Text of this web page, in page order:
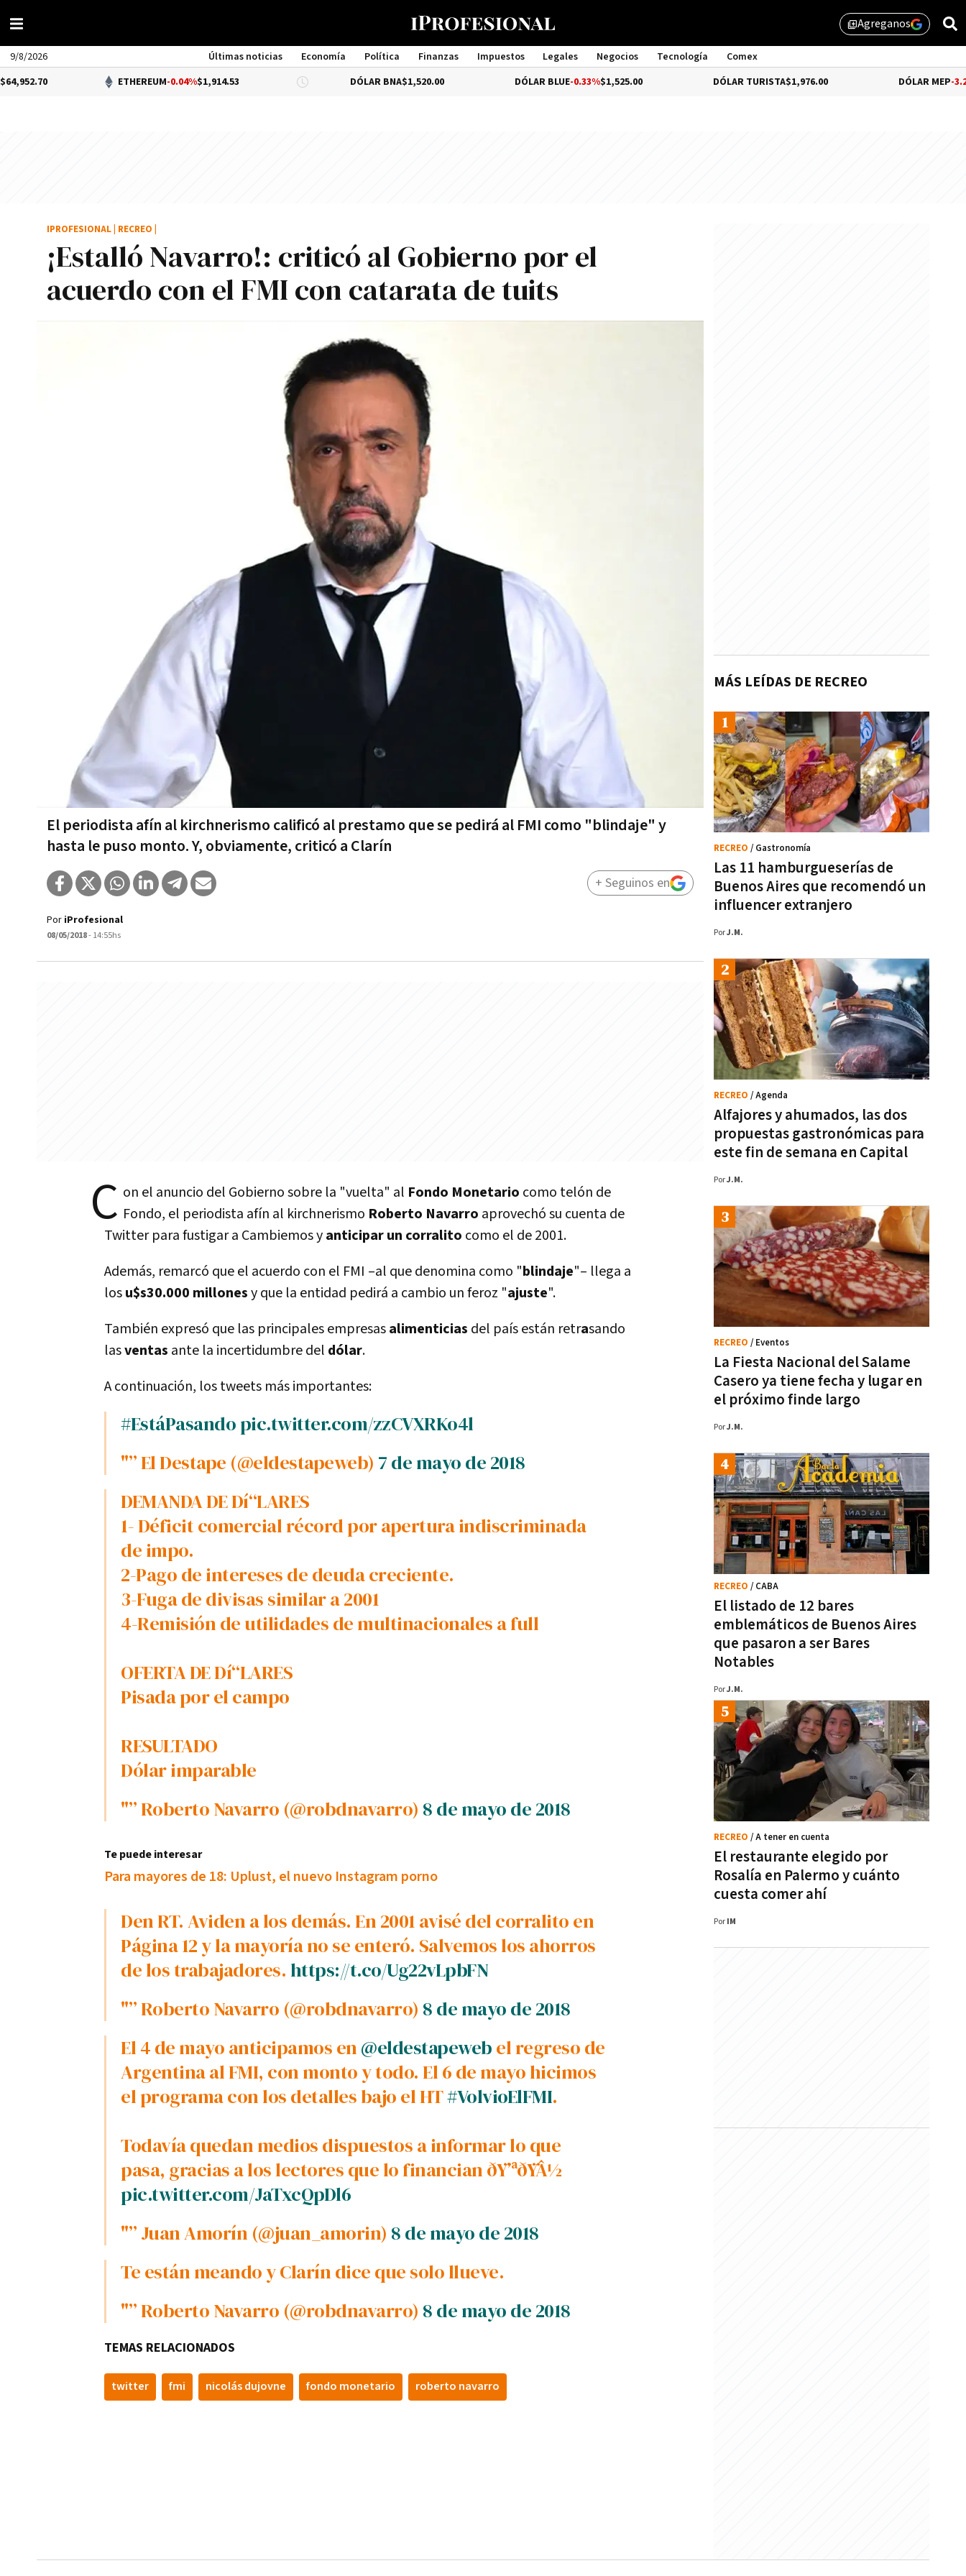
library_addAgreganos
9/8/2026 Últimas noticias Economía Política Finanzas Impuestos Legales Negocios Tecnología
Comex
Management
ETHEREUM-0.04%$1,914.53 DÓLAR BNA$1,520.00 DÓLAR BLUE-0.33%$1,525.00 DÓLAR TURISTA$1,976.00 DÓLAR MEP-3.28%
¡Estalló Navarro!: criticó al Gobierno por el
acuerdo con el FMI con catarata de tuits
El periodista afín al kirchnerismo calificó al prestamo que se pedirá al FMI como "blindaje" y
hasta le puso monto. Y, obviamente, criticó a Clarín
IPROFESIONAL RECREO
Por iProfesional
08/05/2018- 14:55hs
+ Seguinos en
C on el anuncio del Gobierno sobre la "vuelta" al Fondo Monetario como telón de
Fondo, el periodista afí­n al kirchnerismo Roberto Navarro aprovechó su cuenta de
Twitter para fustigar a Cambiemos yanticipar un corralito como el de 2001.
Además, remarcó que el acuerdo con el FMI –al que denomina como "blindaje"– llega a
losu$s30.000 millonesy que la entidad pedirá a cambio un feroz "ajuste".
También expresó que las principales empresasalimenticias del paí­s están retrasando
lasventas ante la incertidumbre del dólar.
A continuación, los tweets más importantes:
#EstáPasandopic.twitter.com/zzCVXRKo4l
"” El Destape (@eldestapeweb) 7 de mayo de 2018
DEMANDA DE Dí“LARES
1- Déficit comercial récord por apertura indiscriminada
de impo.
2-Pago de intereses de deuda creciente.
3-Fuga de divisas similar a 2001
4-Remisión de utilidades de multinacionales a full
OFERTA DE Dí“LARES
Pisada por el campo
RESULTADO
Dólar imparable
"” Roberto Navarro (@robdnavarro) 8 de mayo de 2018
Te puede interesar
Para mayores de 18: Uplust, el nuevo Instagram porno
Den RT. Aviden a los demás. En 2001 avisé del corralito en
Página 12 y la mayorí­a no se enteró. Salvemos los ahorros
de los trabajadores. https://t.co/Ug22vLpbFN
"” Roberto Navarro (@robdnavarro) 8 de mayo de 2018
El 4 de mayo anticipamos en@eldestapewebel regreso de
Argentina al FMI, con monto y todo. El 6 de mayo hicimos
el programa con los detalles bajo el HT#VolvioElFMI.
Todaví­a quedan medios dispuestos a informar lo que
pasa, gracias a los lectores que lo financian ðŸ’ªðŸÂ½
pic.twitter.com/JaTxcQpDl6
"” Juan Amorí­n (@juan_amorin) 8 de mayo de 2018
Te están meando y Clarí­n dice que solo llueve.
"” Roberto Navarro (@robdnavarro) 8 de mayo de 2018
TEMAS RELACIONADOS
twitter fmi nicolás dujovne fondo monetario roberto navarro
MÁS LEÍDAS DE RECREO
Las 11 hamburgueserías de
Buenos Aires que recomendó un
influencer extranjero
RECREO / Gastronomía
PorJ.M.
Alfajores y ahumados, las dos
propuestas gastronómicas para
este fin de semana en Capital
RECREO / Agenda
PorJ.M.
La Fiesta Nacional del Salame
Casero ya tiene fecha y lugar en
el próximo finde largo
RECREO / Eventos
PorJ.M.
El listado de 12 bares
emblemáticos de Buenos Aires
que pasaron a ser Bares
Notables
RECREO / CABA
PorJ.M.
El restaurante elegido por
Rosalía en Palermo y cuánto
cuesta comer ahí
RECREO / A tener en cuenta
Por IM